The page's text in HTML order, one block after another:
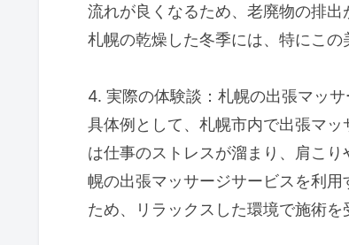
流れが良くなるため、老廃物の排出
札幌の乾燥した冬季には、特にこの
4. 実際の体験談：札幌の出張マッサ
具体例として、札幌市内で出張マ
は仕事のストレスが溜まり、肩こ
幌の出張マッサージサービスを利
ため、リラックスした環境で施術を